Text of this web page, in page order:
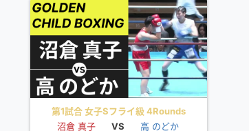
第1試合 女子Sフライ級 4Rounds
沼倉 真子
VS 高 のどか